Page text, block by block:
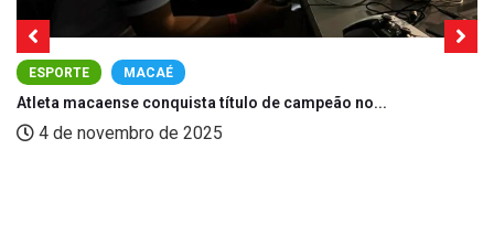
ESPORTE MACAÉ
Atleta macaense conquista título de campeão no...
4 de novembro de 2025